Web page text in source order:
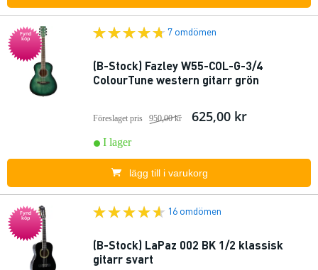
Fynd
köp
7 omdömen
(B-Stock) Fazley W55-COL-G-3/4
ColourTune western gitarr grön
Föreslaget pris 950,00 kr 625,00 kr
I lager
lägg till i varukorg
Fynd
köp
16 omdömen
(B-Stock) LaPaz 002 BK 1/2 klassisk
gitarr svart